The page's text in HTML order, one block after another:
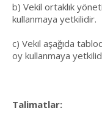
b) Vekil ortaklık
kullanmaya yetkilidir.
c) Vekil aşağıda
oy kullanmaya
Talimatlar: